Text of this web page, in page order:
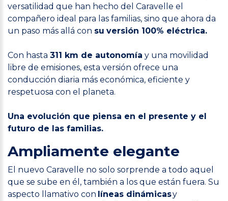
versatilidad que han hecho del Caravelle el
compañero ideal para las familias, sino que ahora da
un paso más allá con su versión 100% eléctrica.
Con hasta 311 km de autonomía y una movilidad
libre de emisiones, esta versión ofrece una
conducción diaria más económica, eficiente y
respetuosa con el planeta.
Una evolución que piensa en el presente y el
futuro de las familias.
Ampliamente elegante
El nuevo Caravelle no solo sorprende a todo aquel
que se sube en él, también a los que están fuera. Su
aspecto llamativo con líneas dinámicasy